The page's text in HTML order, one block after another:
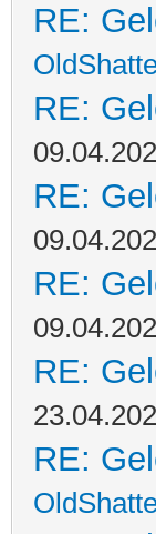
RE:
RE:
RE:
RE:
RE:
RE: